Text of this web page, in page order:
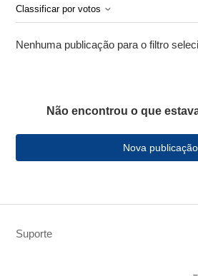
Classificar por votos
Nenhuma publicação para o filtro
Não encontrou o que
Nova publicação
Suporte